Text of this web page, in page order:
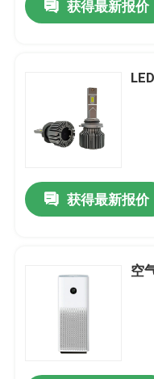
获得最新报价
获得最新报价
空